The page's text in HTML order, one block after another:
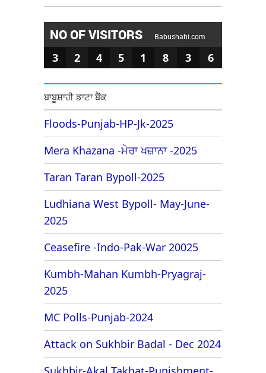
NO OF VISITORS Babushahi.com
3 2 4 5 1 8 3 6
ਬਾਬੂਸ਼ਾਹੀ ਡਾਟਾ ਬੈਂਕ
Floods-Punjab-HP-Jk-2025
Mera Khazana -ਮੇਰਾ ਖਜ਼ਾਨਾ -2025
Taran Taran Bypoll-2025
Ludhiana West Bypoll- May-June-
2025
Ceasefire -Indo-Pak-War 20025
Kumbh-Mahan Kumbh-Pryagraj-
2025
MC Polls-Punjab-2024
Attack on Sukhbir Badal - Dec 2024